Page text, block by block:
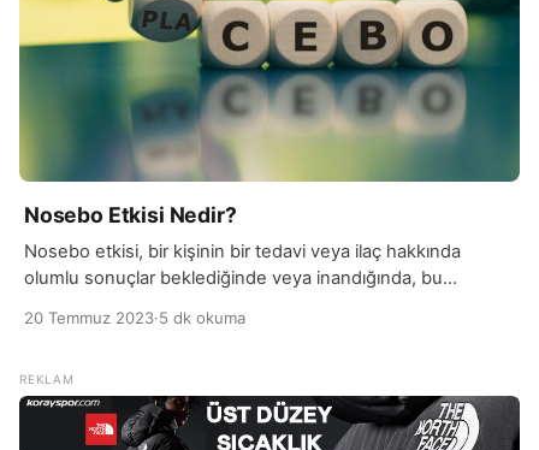
Nosebo Etkisi Nedir?
Nosebo etkisi, bir kişinin bir tedavi veya ilaç hakkında
olumlu sonuçlar beklediğinde veya inandığında, bu
olmayan bir madde veya prosedürdür. Araştırmalarda,
bazen kontrol grubuna bir placebo verilir ve bu grubun da
tedavi gören gruptaki […]
20 Temmuz 2023·5 dk okuma